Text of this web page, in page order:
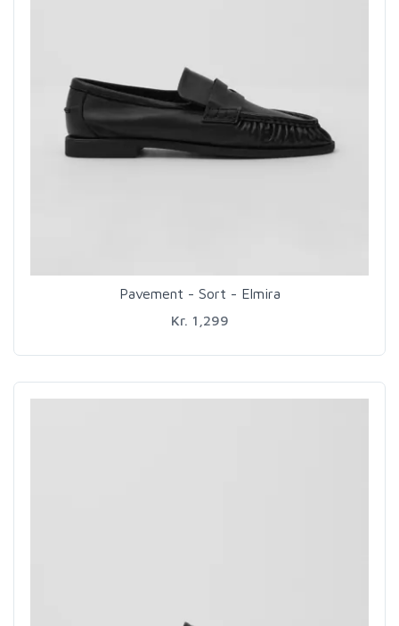
Pavement - Sort - Elmira
Kr. 1,299